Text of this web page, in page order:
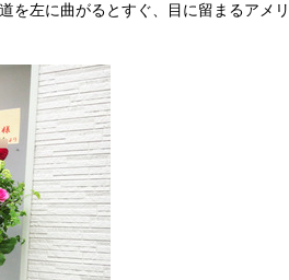
を左に曲がるとすぐ、目に留まるアメ